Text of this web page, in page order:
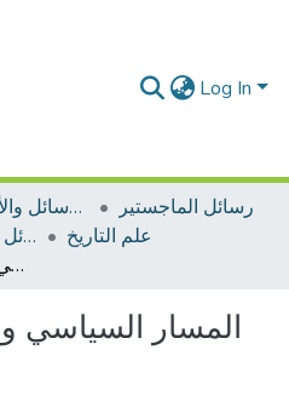
Log In
الرسائل والأطروحات الأكاديمية
رسائل الماجستير
رسائل الماجستير العلوم الإنسانية
علم التاريخ
المسار السياسي والفكري للمهدي بن بركة
المسار السياسي